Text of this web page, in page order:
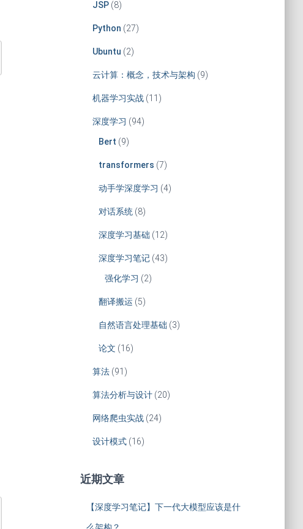
JSP(8)
Python (27)
Ubuntu (2)
云计算：概念，技术与架构 (9)
机器学习实战(11)
深度学习 (94)
Bert (9)
transformers (7)
动手学深度学习 (4)
对话系统(8)
深度学习基础 (12)
深度学习笔记(43)
强化学习 (2)
翻译搬运 (5)
自然语言处理基础 (3)
论文 (16)
算法(91)
算法分析与设计(20)
网络爬虫实战(24)
设计模式(16)
近期文章
【深度学习笔记】下一代大模型应该是什